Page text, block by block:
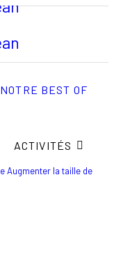
NOTRE BEST OF
ACTIVITÉS
Augmenter la taille de